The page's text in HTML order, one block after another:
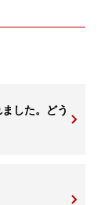
した。どう